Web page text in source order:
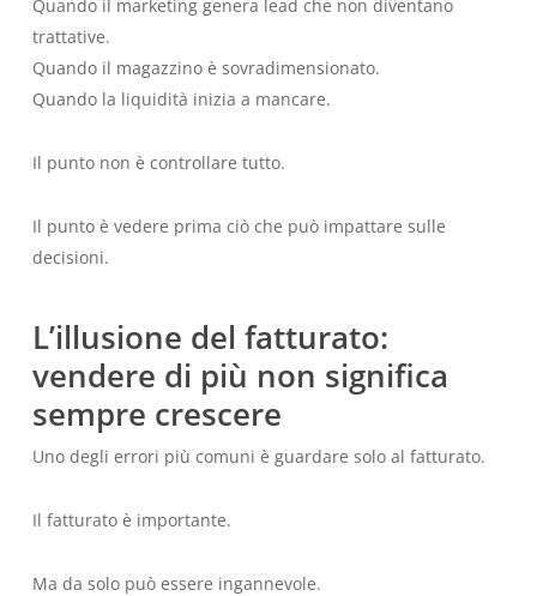
Quando il marketing genera lead che non diventano
trattative.
Quando il magazzino è sovradimensionato.
Quando la liquidità inizia a mancare.
Il punto non è controllare tutto.
Il punto è vedere prima ciò che può impattare sulle
decisioni.
L’illusione del fatturato:
vendere di più non significa
sempre crescere
Uno degli errori più comuni è guardare solo al fatturato.
Il fatturato è importante.
Ma da solo può essere ingannevole.